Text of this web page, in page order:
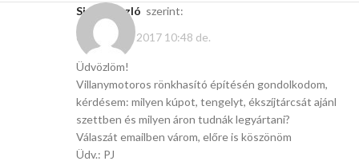
Sipos László szerint:
október 29, 2017 10:48 de.
Üdvözlöm!
Villanymotoros rönkhasító építésén gondolkodom,
kérdésem: milyen kúpot, tengelyt, ékszíjtárcsát ajánl
szettben és milyen áron tudnák legyártani?
Válaszát emailben várom, előre is köszönöm
Üdv.: PJ